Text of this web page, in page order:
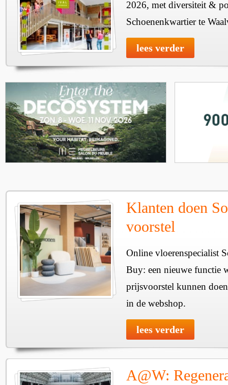
2026, met diversiteit &
Schoenenkwartier te
lees verder
Klanten doen
voorstel
Online vloerenspecialist
Buy: een nieuwe functie
prijsvoorstel kunnen
in de webshop.
lees verder
A@W: